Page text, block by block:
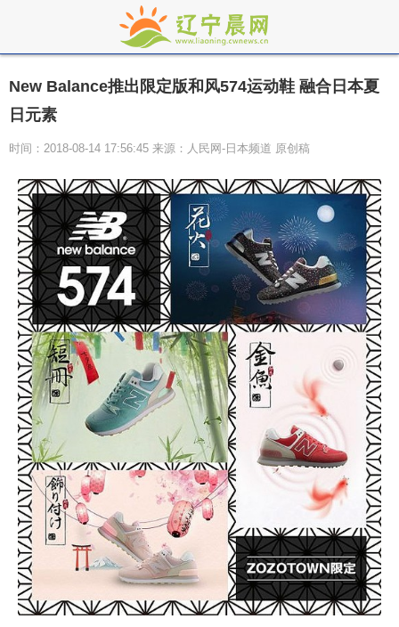
New Balance推出限定版和风574运动鞋 融合日本夏
日元素
时间：2018-08-14 17:56:45 来源：人民网-日本频道 原创稿